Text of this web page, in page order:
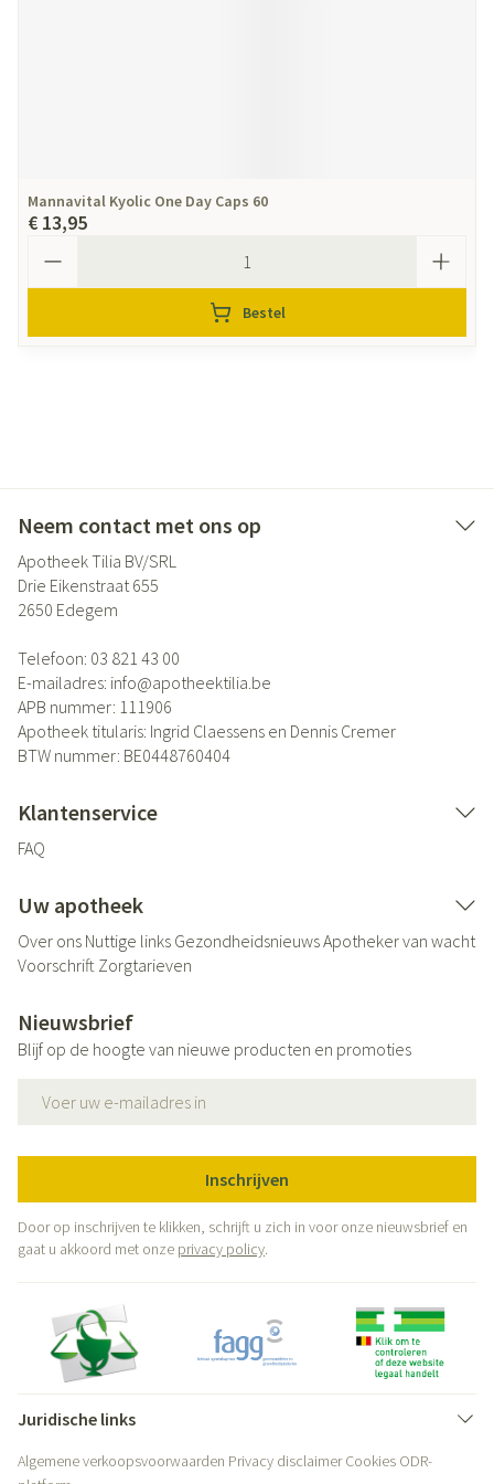
Mannavital Kyolic One Day Caps 60
€ 13,95
Bestel
Neem contact met ons op
Apotheek Tilia BV/SRL
Drie Eikenstraat 655
2650 Edegem
Telefoon: 03 821 43 00
E-mailadres: info@apotheektilia.be
APB nummer: 111906
Apotheek titularis: Ingrid Claessens en Dennis Cremer
BTW nummer: BE0448760404
Klantenservice
FAQ
Uw apotheek
Over ons Nuttige links GezondheidsnieuwsApotheker van wacht
Voorschrift Zorgtarieven
Nieuwsbrief
Blijf op de hoogte van nieuwe producten en promoties
Inschrijven
Door op inschrijven te klikken, schrijft u zich in voor onze nieuwsbrief en
gaat u akkoord met onze privacy policy.
Juridische links
Algemene verkoopsvoorwaarden Privacy disclaimer Cookies ODR-